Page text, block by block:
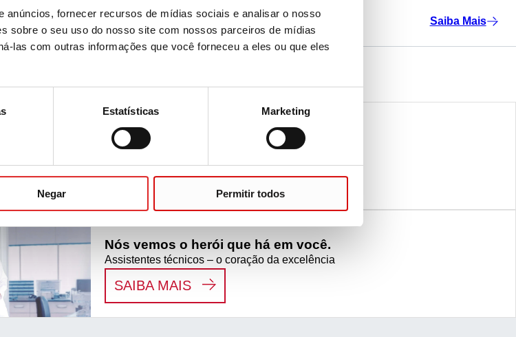
anúncios, fornecer recursos de mídias sociais e analisar o nosso
sobre o seu uso do nosso site com nossos parceiros de mídias
las com outras informações que você forneceu a eles ou que eles
Estatísticas Marketing
Negar Permitir todos
Saiba Mais
Life Science
Life is not always science. But science is our Life.
SAIBA MAIS:LIFE SCIENCE
Nós vemos o herói que há em você.
Assistentes técnicos – o coração da excelência
SAIBA MAIS: NÓS VEMOS O HERÓI QUE HÁ EM VOCÊ.